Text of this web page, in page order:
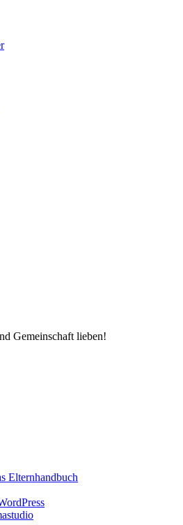
Gemeinschaft lieben!
Elternhandbuch